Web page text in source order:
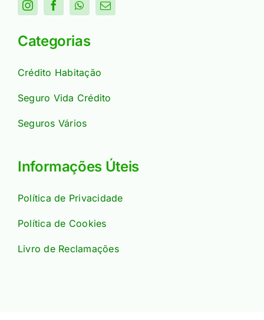
Categorias
Crédito Habitação
Seguro Vida Crédito
Seguros Vários
Informações Úteis
Política de Privacidade
Política de Cookies
Livro de Reclamações